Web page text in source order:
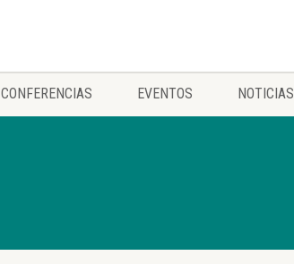
CONFERENCIAS EVENTOS NOTICIAS